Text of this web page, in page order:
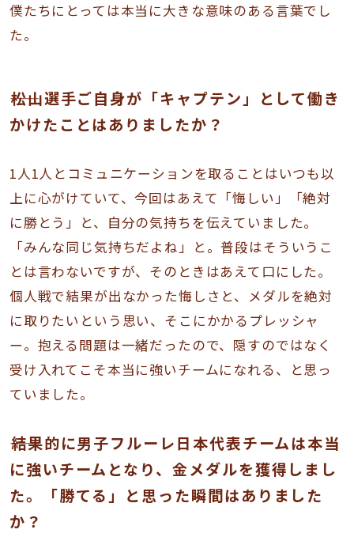
僕たちにとっては本当に大きな意味のある言葉でし
た。
――松山選手ご自身が「キャプテン」として働き
かけたことはありましたか？
1人1人とコミュニケーションを取ることはいつも以
上に心がけていて、今回はあえて「悔しい」「絶対
に勝とう」と、自分の気持ちを伝えていました。
「みんな同じ気持ちだよね」と。普段はそういうこ
とは言わないですが、そのときはあえて口にした。
個人戦で結果が出なかった悔しさと、メダルを絶対
に取りたいという思い、そこにかかるプレッシャ
ー。抱える問題は一緒だったので、隠すのではなく
受け入れてこそ本当に強いチームになれる、と思っ
ていました。
――結果的に男子フルーレ日本代表チームは本当
に強いチームとなり、金メダルを獲得しまし
た。「勝てる」と思った瞬間はありました
か？